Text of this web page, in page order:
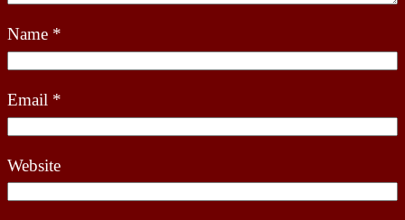
Name *
Email *
Website